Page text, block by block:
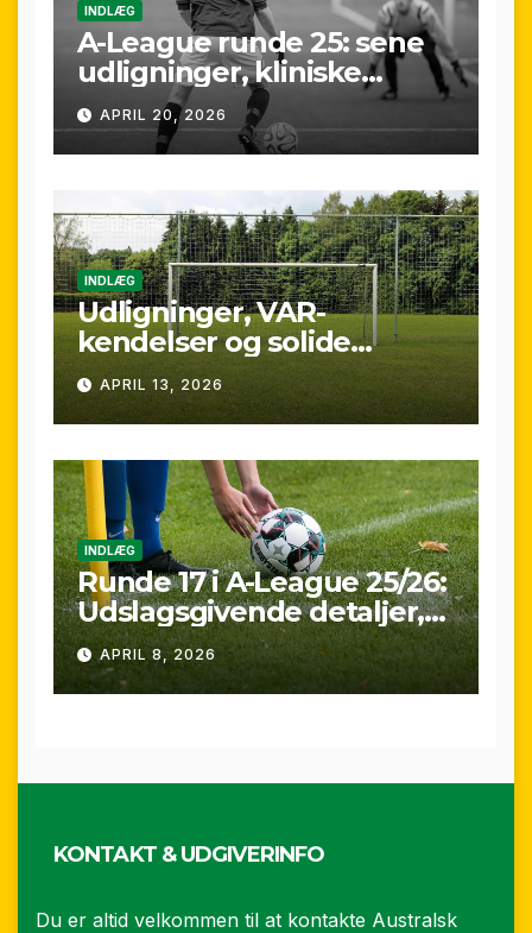
INDLÆG
A-League runde 25: sene
udligninger, kliniske
kontraster og små
marginaler
APRIL 20, 2026
INDLÆG
Udligninger, VAR-
kendelser og solide
præstationer: Overblik
over A-League runde 24
(25/26)
APRIL 13, 2026
INDLÆG
Runde 17 i A-League 25/26:
Udslagsgivende detaljer,
sene scoringer og VAR-
drama
APRIL 8, 2026
KONTAKT & UDGIVERINFO
Du er altid velkommen til at kontakte Australsk